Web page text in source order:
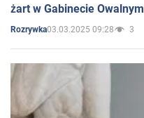
żart w Gabinecie Owalnym
Rozrywka03.03.2025 09:28 3